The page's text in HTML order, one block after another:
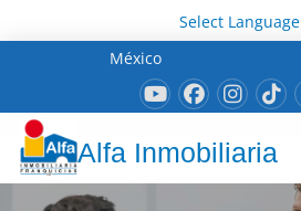
Select Language
México
Alfa Inmobiliaria